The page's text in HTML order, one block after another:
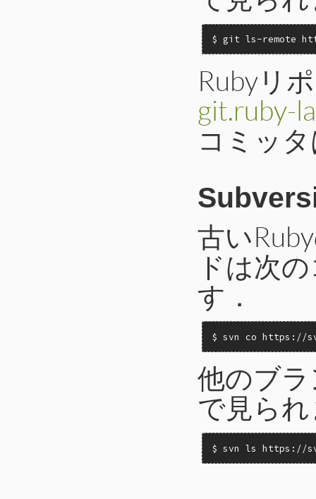
$ git ls-remote
Rubyリ
git.ruby-
コミッ
古い
ドは次
す．
$ svn co https://
他のブ
で見ら
$ svn ls https://